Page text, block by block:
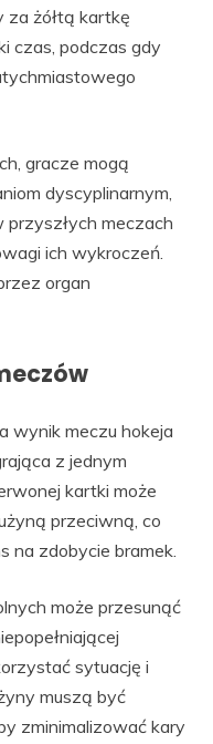
za żółtą kartkę
czas, podczas gdy
gracze mogą
dyscyplinarnym,
meczach
ich wykroczeń.
organ
wynik meczu hokeja
z jednym
kartki może
przeciwną, co
na zdobycie bramek.
może przesunąć
sytuację i
muszą być
zminimalizować kary